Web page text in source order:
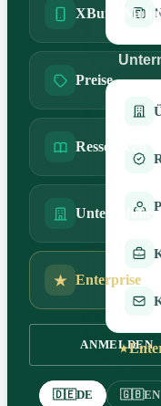
XBuild
Preise
Ressourcen
Unternehmen
Enterprise
ANMELDEN
🇩🇪DE 🇬🇧EN